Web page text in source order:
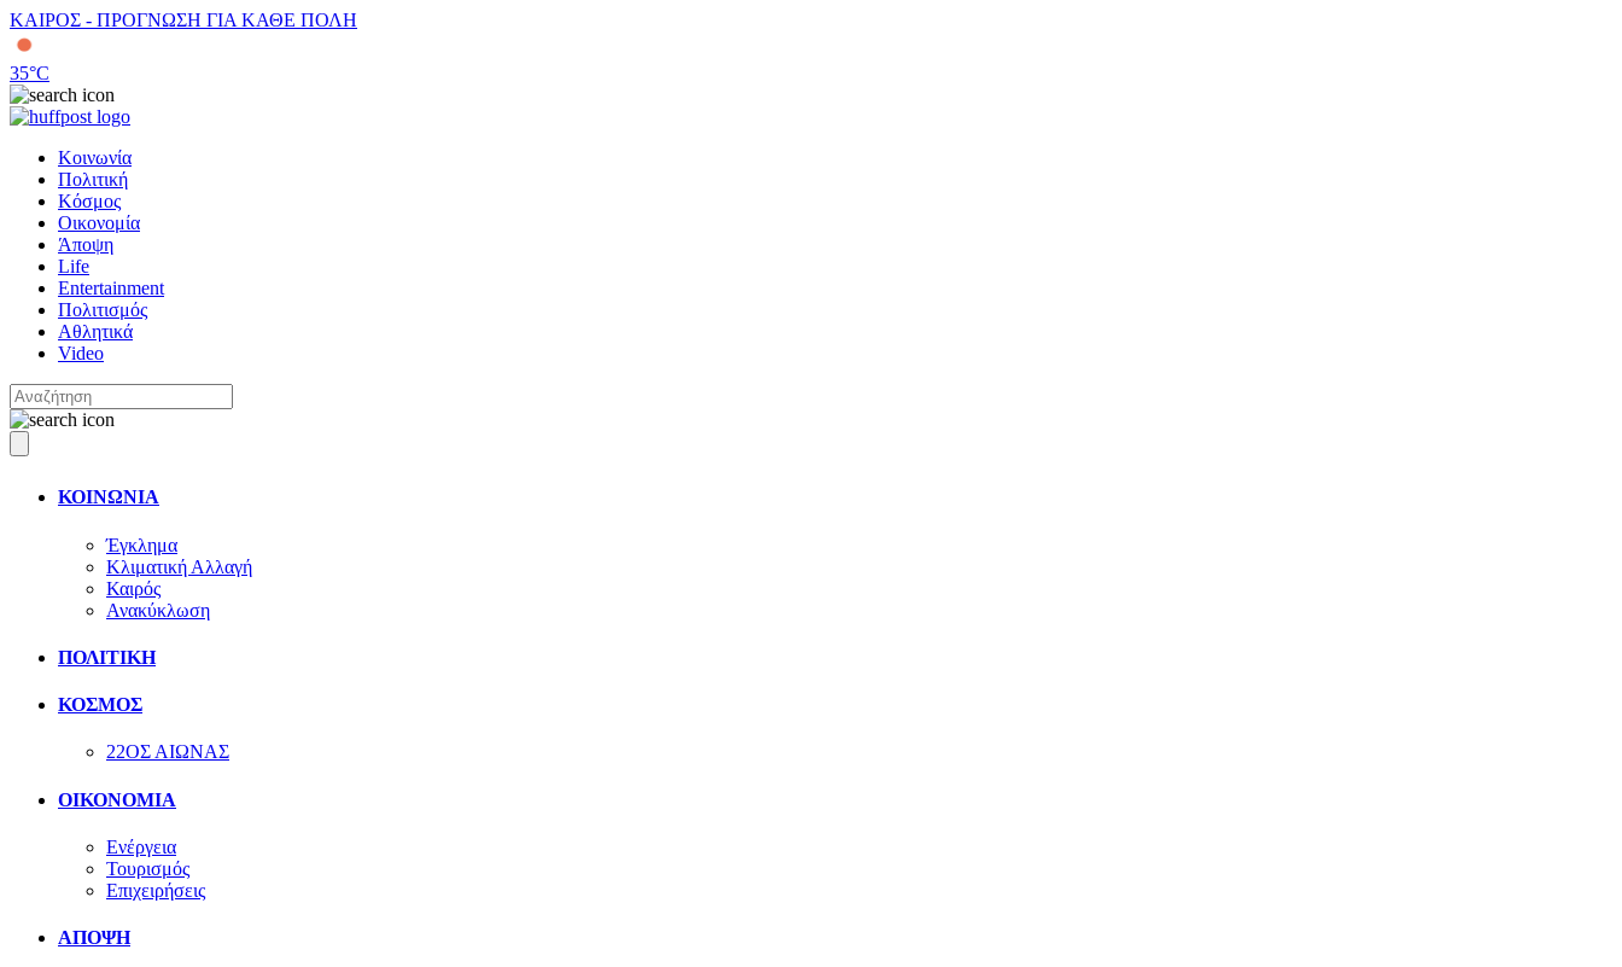
ΚΑΙΡΟΣ - ΠΡΟΓΝΩΣΗ ΓΙΑ ΚΑΘΕ ΠΟΛΗ
35°C
Κοινωνία
Πολιτική
Κόσμος
Οικονομία
Άποψη
Life
Entertainment
Πολιτισμός
Αθλητικά
Video
ΚΟΙΝΩΝΙΑ
Έγκλημα
Κλιματική Αλλαγή
Καιρός
Ανακύκλωση
ΠΟΛΙΤΙΚΗ
ΚΟΣΜΟΣ
22ΟΣ ΑΙΩΝΑΣ
ΟΙΚΟΝΟΜΙΑ
Ενέργεια
Τουρισμός
Επιχειρήσεις
ΑΠΟΨΗ